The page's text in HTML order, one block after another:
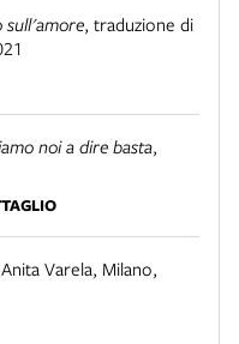
sull'amore, traduzione di
noi a dire basta,
Varela, Milano,